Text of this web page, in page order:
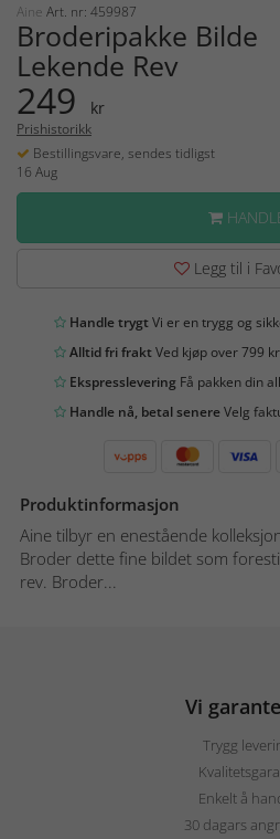
Aine Art. nr: 459987
Broderipakke Bilde
Lekende Rev
249 kr
Prishistorikk
Bestillingsvare, sendes tidligst
16 Aug
Legg til i
Handle trygtVi er en trygg og
Alltid fri fraktVed kjøp over 799
Ekspresslevering Få pakken din
Handle nå, betal senereVelg
Produktinformasjon
Aine tilbyr en enestående
Broder dette fine bildet som
rev. Broder...
Vi
Trygg
Enkelt å
30 dagars